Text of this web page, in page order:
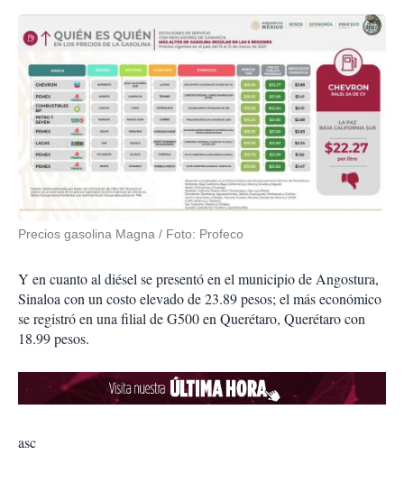
Precios gasolina Magna / Foto: Profeco
Y en cuanto al diésel se presentó en el municipio de Angostura,
Sinaloa con un costo elevado de 23.89 pesos; el más económico
se registró en una filial de G500 en Querétaro, Querétaro con
18.99 pesos.
asc